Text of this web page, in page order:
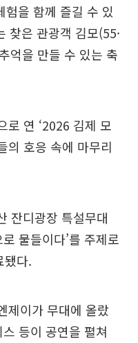
을 함께 즐길 수 있
찾은 관광객 김모(55·
억을 만들 수 있는 축
로 연 ‘2026 김제 모
의 호응 속에 마무리
잔디광장 특설무대
물들이다’를 주제로
됐다.
제이가 무대에 올랐
등이 공연을 펼쳐